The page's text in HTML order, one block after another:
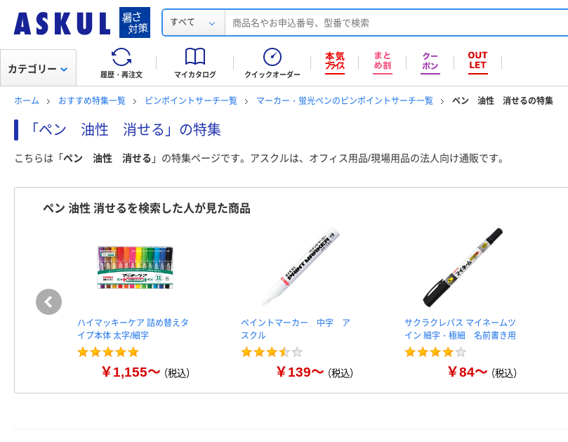
すべて
履歴・再注文 マイカタログ クイックオーダー
カテゴリー
ホーム おすすめ特集一覧 ピンポイントサーチ一覧 マーカー・蛍光ペンのピンポイントサーチ一覧 ペン 油性 消せるの特集
「ペン 油性 消せる」の特集
こちらは「ペン 油性 消せる 」の特集ページです。アスクルは、オフィス用品/現場用品の法人向け通販です。
ペン 油性 消せるを検索した人が見た商品
ハイマッキーケア 詰め替えタ
イプ本体 太字/細字
￥1,155～（税込）
ペイントマーカー 中字 ア
スクル
￥139～（税込）
サクラクレパス マイネームツ
イン 細字・極細 名前書き用
￥84～（税込）